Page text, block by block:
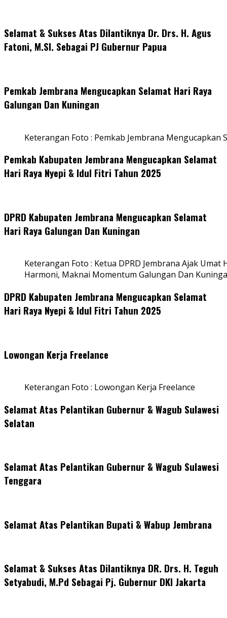
Selamat & Sukses Atas Dilantiknya Dr. Drs. H. Agus
Fatoni, M.SI. Sebagai PJ Gubernur Papua
Pemkab Jembrana Mengucapkan Selamat Hari Raya
Galungan Dan Kuningan
Keterangan Foto : Pemkab Jembrana Mengucapkan
Pemkab Kabupaten Jembrana Mengucapkan Selamat
Hari Raya Nyepi & Idul Fitri Tahun 2025
DPRD Kabupaten Jembrana Mengucapkan Selamat
Hari Raya Galungan Dan Kuningan
Keterangan Foto : Ketua DPRD Jembrana Ajak
Harmoni, Maknai Momentum Galungan Dan
DPRD Kabupaten Jembrana Mengucapkan Selamat
Hari Raya Nyepi & Idul Fitri Tahun 2025
Lowongan Kerja Freelance
Keterangan Foto : Lowongan Kerja Freelance
Selamat Atas Pelantikan Gubernur & Wagub Sulawesi
Selatan
Selamat Atas Pelantikan Gubernur & Wagub Sulawesi
Tenggara
Selamat Atas Pelantikan Bupati & Wabup Jembrana
Selamat & Sukses Atas Dilantiknya DR. Drs. H. Teguh
Setyabudi, M.Pd Sebagai Pj. Gubernur DKI Jakarta